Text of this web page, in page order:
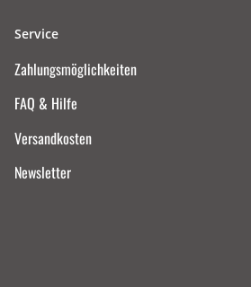
Service
Zahlungsmöglichkeiten
FAQ & Hilfe
Versandkosten
Newsletter